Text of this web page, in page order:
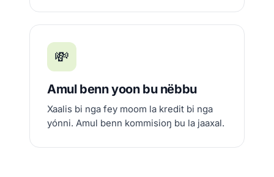
💸
Amul benn yoon bu nëbbu
Xaalis bi nga fey moom la kredit bi nga
yónni. Amul benn kommisioŋ bu la jaaxal.